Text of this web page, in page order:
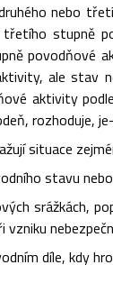
nebo
stupně
povodňové
ale stav
aktivity
rozhoduje,
situace
stavu
srážkách,
díle, kdy